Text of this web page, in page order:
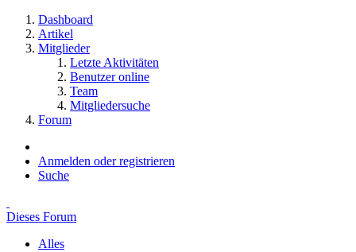
Dashboard
Artikel
Mitglieder
Letzte Aktivitäten
Benutzer online
Team
Mitgliedersuche
Forum
Anmelden oder registrieren
Suche
Dieses Forum
Alles